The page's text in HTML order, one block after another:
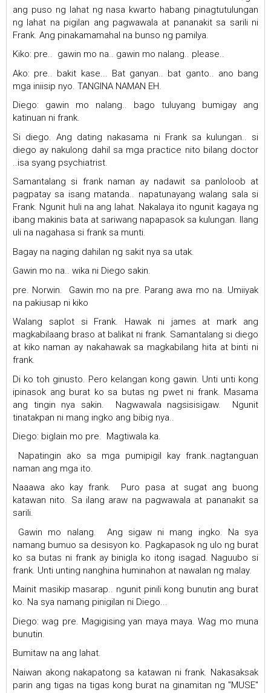
ang puso ng lahat ng nasa kwarto habang pinagtutulungan
ng lahat na pigilan ang pagwawala at pananakit sa sarili ni
Frank. Ang pinakamamahal na bunso ng pamilya.
Kiko: pre.. gawin mo na.. gawin mo nalang.. please..
Ako: pre.. bakit kase... Bat ganyan.. bat ganto.. ano bang
mga iniisip nyo. TANGINA NAMAN EH.
Diego: gawin mo nalang.. bago tuluyang bumigay ang
katinuan ni frank.
Si diego. Ang dating nakasama ni Frank sa kulungan.. si
diego ay nakulong dahil sa mga practice nito bilang doctor
..isa syang psychiatrist.
Samantalang si frank naman ay nadawit sa panloloob at
pagpatay sa isang matanda.. napatunayang walang sala si
Frank. Ngunit huli na ang lahat. Nakalaya ito ngunit kagaya ng
ibang makinis bata at sariwang napapasok sa kulungan. Ilang
uli na nagahasa si frank sa munti.
Bagay na naging dahilan ng sakit nya sa utak.
Gawin mo na.. wika ni Diego sakin.
pre. Norwin. Gawin mo na pre. Parang awa mo na. Umiiyak
na pakiusap ni kiko
Walang saplot si Frank. Hawak ni james at mark ang
magkabilaang braso at balikat ni frank. Samantalang si diego
at kiko naman ay nakahawak sa magkabilang hita at binti ni
frank.
Di ko toh ginusto. Pero kelangan kong gawin. Unti unti kong
ipinasok ang burat ko sa butas ng pwet ni frank. Masama
ang tingin nya sakin. Nagwawala nagsisisigaw. Ngunit
tinatakpan ni mang ingko ang bibig nya..
Diego: biglain mo pre. Magtiwala ka.
Napatingin ako sa mga pumipigil kay frank..nagtanguan
naman ang mga ito.
Naaawa ako kay frank. Puro pasa at sugat ang buong
katawan nito. Sa ilang araw na pagwawala at pananakit sa
sarili.
Gawin mo nalang. Ang sigaw ni mang ingko. Na sya
namang bumuo sa desisyon ko. Pagkapasok ng ulo ng burat
ko sa butas ni frank ay binigla ko itong isagad. Naguubo si
frank. Unti unting nanghina huminahon at nawalan ng malay.
Mainit masikip masarap.. ngunit pinili kong bunutin ang burat
ko. Na sya namang pinigilan ni Diego...
Diego: wag pre. Magigising yan maya maya. Wag mo muna
bunutin.
Bumitaw na ang lahat.
Naiwan akong nakapatong sa katawan ni frank. Nakasaksak
parin ang tigas na tigas kong burat na ginamitan ng "MUSE"